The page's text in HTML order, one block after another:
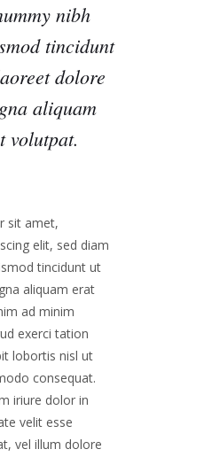
nibh
tincidunt
dolore
aliquam
volutpat.
sit amet,
elit, sed diam
tincidunt ut
aliquam erat
ad minim
exerci tation
lobortis nisl ut
consequat.
iriure dolor in
velit esse
vel illum dolore